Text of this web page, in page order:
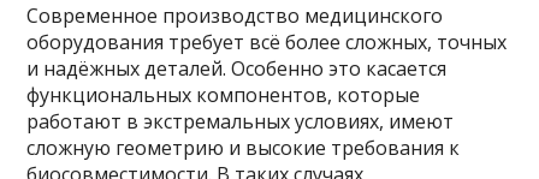
Современное производство медицинского
оборудования требует всё более сложных, точных
и надёжных деталей. Особенно это касается
функциональных компонентов, которые
работают в экстремальных условиях, имеют
сложную геометрию и высокие требования к